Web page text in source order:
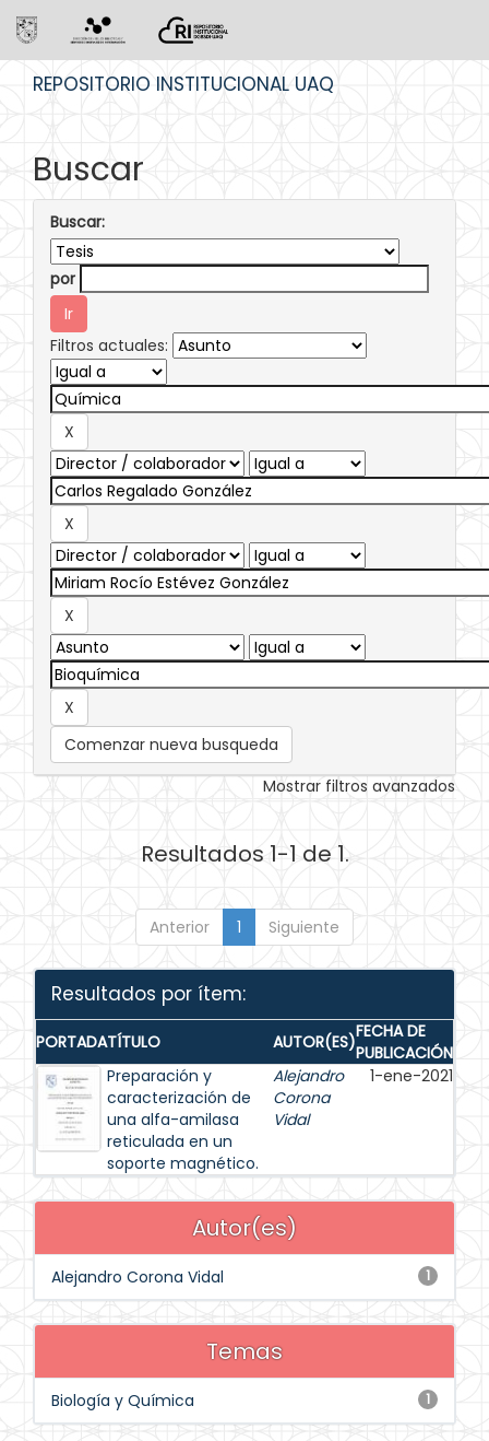
REPOSITORIO INSTITUCIONAL UAQ
Buscar
Buscar:
por
Filtros actuales:
Comenzar nueva busqueda
Mostrar filtros avanzados
Resultados 1-1 de 1.
Anterior 1 Siguiente
Resultados por ítem:
PORTADATÍTULO AUTOR(ES)FECHA DE
PUBLICACIÓN
Preparación y
caracterización de
una alfa-amilasa
reticulada en un
soporte magnético.
Alejandro
Corona
Vidal
1-ene-2021
Autor(es)
1
Alejandro Corona Vidal
Temas
1
Biología y Química